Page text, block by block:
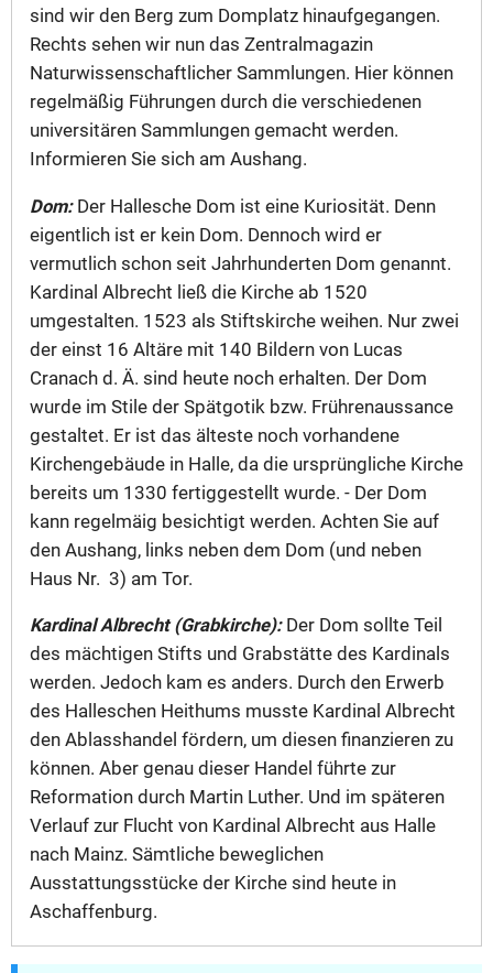
sind wir den Berg zum Domplatz hinaufgegangen.
Rechts sehen wir nun das Zentralmagazin
Naturwissenschaftlicher Sammlungen. Hier können
regelmäßig Führungen durch die verschiedenen
universitären Sammlungen gemacht werden.
Informieren Sie sich am Aushang.
Dom:Der Hallesche Dom ist eine Kuriosität. Denn
eigentlich ist er kein Dom. Dennoch wird er
vermutlich schon seit Jahrhunderten Dom genannt.
Kardinal Albrecht ließ die Kirche ab 1520
umgestalten. 1523 als Stiftskirche weihen. Nur zwei
der einst 16 Altäre mit 140 Bildern von Lucas
Cranach d. Ä. sind heute noch erhalten. Der Dom
wurde im Stile der Spätgotik bzw. Frührenaussance
gestaltet. Er ist das älteste noch vorhandene
Kirchengebäude in Halle, da die ursprüngliche Kirche
bereits um 1330 fertiggestellt wurde. - Der Dom
kann regelmäig besichtigt werden. Achten Sie auf
den Aushang, links neben dem Dom (und neben
Haus Nr. 3) am Tor.
Kardinal Albrecht (Grabkirche):Der Dom sollte Teil
des mächtigen Stifts und Grabstätte des Kardinals
werden. Jedoch kam es anders. Durch den Erwerb
des Halleschen Heithums musste Kardinal Albrecht
den Ablasshandel fördern, um diesen finanzieren zu
können. Aber genau dieser Handel führte zur
Reformation durch Martin Luther. Und im späteren
Verlauf zur Flucht von Kardinal Albrecht aus Halle
nach Mainz. Sämtliche beweglichen
Ausstattungsstücke der Kirche sind heute in
Aschaffenburg.